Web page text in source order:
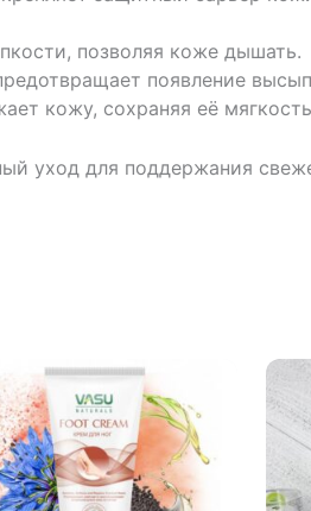
позволяя коже дышать.
появление
кожу, сохраняя её
уход для поддержания